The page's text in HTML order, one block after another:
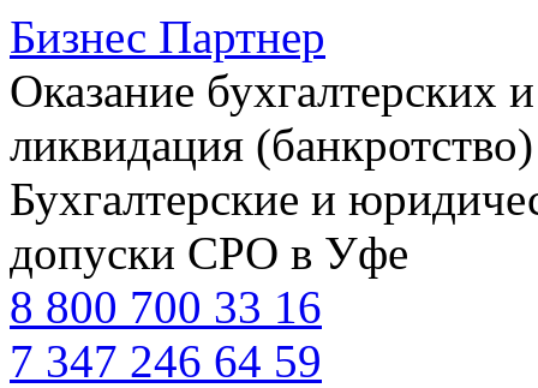
Бизнес Партнер
Оказание бухгалтерских
ликвидация
Бухгалтерские и
допуски СРО в Уфе
8 800 700 33 16
7 347 246 64 59